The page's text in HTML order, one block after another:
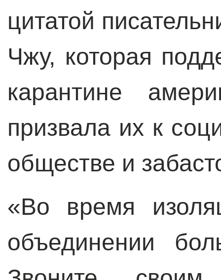
цитатой
Чжу, которая
карантине
призвала их к
обществе и
«Во время
объединении